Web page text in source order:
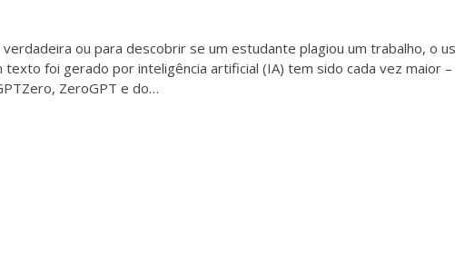
ou para descobrir se um estudante plagiou um trabalho, o
foi gerado por inteligência artificial (IA) tem sido cada vez maior
ZeroGPT e do…